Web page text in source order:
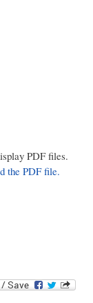
PDF files.
the PDF file.